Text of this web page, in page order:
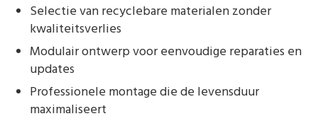
Selectie van recyclebare materialen zonder
kwaliteitsverlies
Modulair ontwerp voor eenvoudige reparaties en
updates
Professionele montage die de levensduur
maximaliseert